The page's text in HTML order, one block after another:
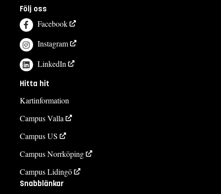
Följ oss
Facebook
Instagram
LinkedIn
Hitta hit
Kartinformation
Campus Valla
Campus US
Campus Norrköping
Campus Lidingö
Snabblänkar